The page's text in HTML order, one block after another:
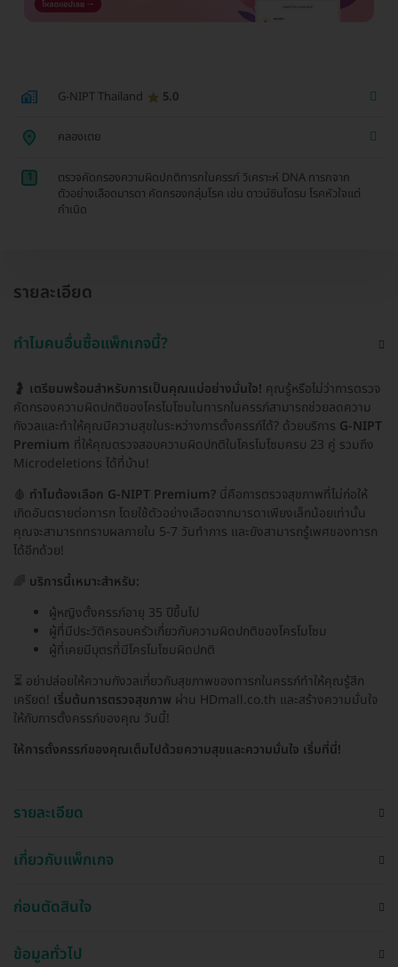
G-NIPT Thailand 5.0
คลองเตย
1
ตรวจคัดกรองความผิดปกติทารกในครรภ์ วิเคราะห์ DNA ทารกจาก
ตัวอย่างเลือดมารดา คัดกรองกลุ่มโรค เช่น ดาวน์ซินโดรม โรคหัวใจแต่
กำเนิด
รายละเอียด
ทำไมคนอื่นซื้อแพ็กเกจนี้?
🤰 เตรียมพร้อมสำหรับการเป็นคุณแม่อย่างมั่นใจ! คุณรู้หรือไม่ว่าการตรวจ
คัดกรองความผิดปกติของโครโมโซมในทารกในครรภ์สามารถช่วยลดความ
กังวลและทำให้คุณมีความสุขในระหว่างการตั้งครรภ์ได้? ด้วยบริการ G-NIPT
Premium ที่ให้คุณตรวจสอบความผิดปกติในโครโมโซมครบ 23 คู่ รวมถึง
Microdeletions ได้ที่บ้าน!
🩸 ทำไมต้องเลือก G-NIPT Premium? นี่คือการตรวจสุขภาพที่ไม่ก่อให้
เกิดอันตรายต่อทารก โดยใช้ตัวอย่างเลือดจากมารดาเพียงเล็กน้อยเท่านั้น
คุณจะสามารถทราบผลภายใน 5-7 วันทำการ และยังสามารถรู้เพศของทารก
ได้อีกด้วย!
🌈 บริการนี้เหมาะสำหรับ:
ผู้หญิงตั้งครรภ์อายุ 35 ปีขึ้นไป
ผู้ที่มีประวัติครอบครัวเกี่ยวกับความผิดปกติของโครโมโซม
ผู้ที่เคยมีบุตรที่มีโครโมโซมผิดปกติ
⏳ อย่าปล่อยให้ความกังวลเกี่ยวกับสุขภาพของทารกในครรภ์ทำให้คุณรู้สึก
เครียด! เริ่มต้นการตรวจสุขภาพ ผ่าน HDmall.co.th และสร้างความมั่นใจ
ให้กับการตั้งครรภ์ของคุณ วันนี้!
ให้การตั้งครรภ์ของคุณเต็มไปด้วยความสุขและความมั่นใจ เริ่มที่นี่!
รายละเอียด
เกี่ยวกับแพ็กเกจ
ก่อนตัดสินใจ
ข้อมูลทั่วไป